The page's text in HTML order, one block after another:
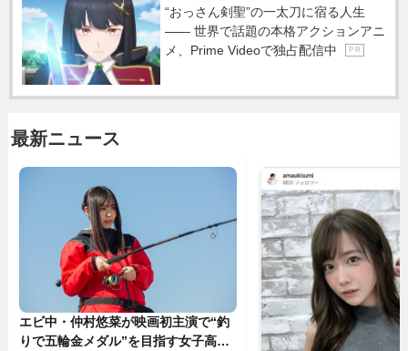
“おっさん剣聖”の一太刀に宿る人生
―― 世界で話題の本格アクションアニ
メ、Prime Videoで独占配信中
P R
最新ニュース
エビ中・仲村悠菜が映画初主演で“釣
りで五輪金メダル”を目指す女子高生